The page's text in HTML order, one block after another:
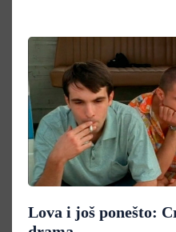
Lova i još ponešto: